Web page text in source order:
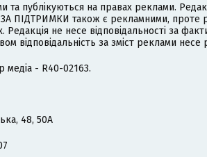
публікуються на правах реклами.
ПІДТРИМКИ також є рекламними, проте
не несе відповідальності за
відповідальність за зміст реклами
медіа - R40-02163.
48, 50А